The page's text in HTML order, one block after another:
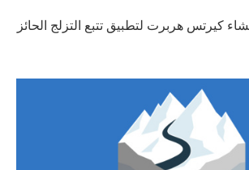
كيرتس هربرت لتطبيق تتبع التزلج الحائز